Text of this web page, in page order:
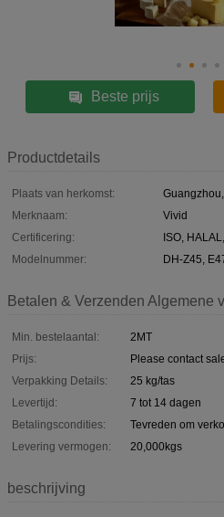
Beste prijs
Productdetails
Plaats van herkomst:
Merknaam:
Vivid
Certificering:
ISO,
Modelnummer:
DH-Z45,
Betalen & Verzenden Algemene
Min. bestelaantal:
2MT
Prijs:
Please contact
Verpakking Details:
25 kg/tas
Levertijd:
7 tot 14 dagen
Betalingscondities:
Tevreden om
Levering vermogen:
20,000kgs
beschrijving